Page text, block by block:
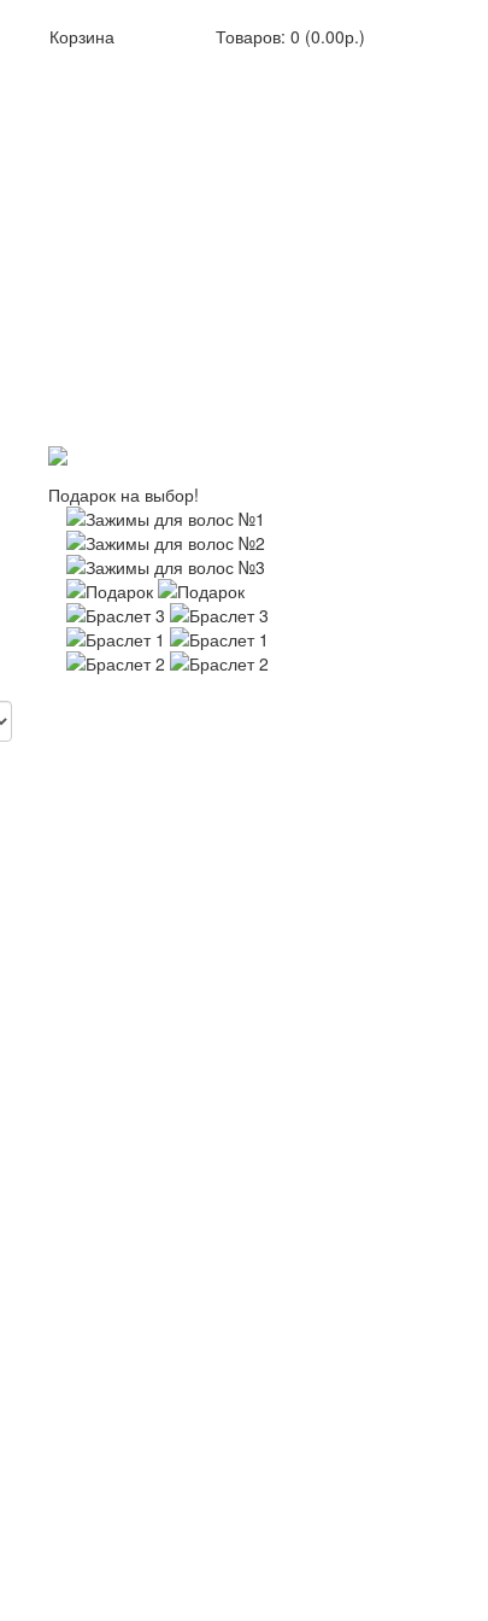
Корзина Товаров: 0 (0.00р.)
Подарок на выбор!